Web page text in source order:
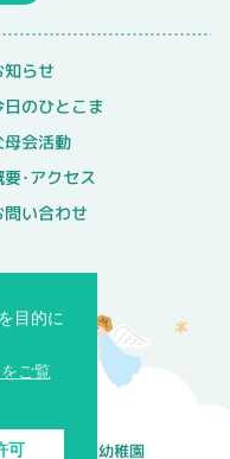
知らせ
日のひとこま
母会活動
要･アクセス
問い合わせ
盤台めぐみ幼稚園
目的に
ご覧
可